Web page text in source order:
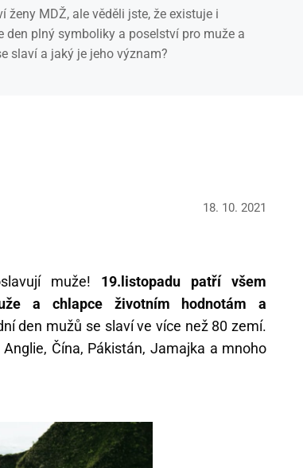
ženy MDŽ, ale věděli jste, že existuje i
plný symboliky a poselství pro muže a
slaví a jaký je jeho význam?
18. 10. 2021
muže! 19.listopadu patří všem
a chlapce životním hodnotám a
den mužů se slaví ve více než 80 zemí.
Čína, Pákistán, Jamajka a mnoho